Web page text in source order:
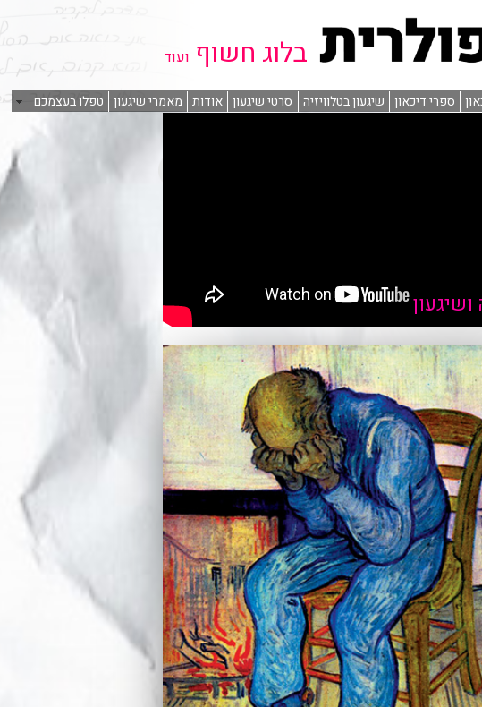
בלוג חשוף ועוד
ספרי דיכאון שיגעון בטלוויזיה סרטי שיגעון אודות מאמרי שיגעון טפלו בעצמכם